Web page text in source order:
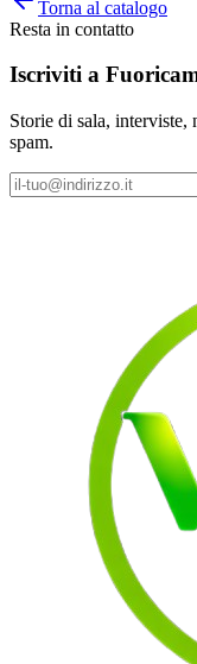
Torna al catalogo
Resta in contatto
Iscriviti a
Storie di sala, interviste,
spam.